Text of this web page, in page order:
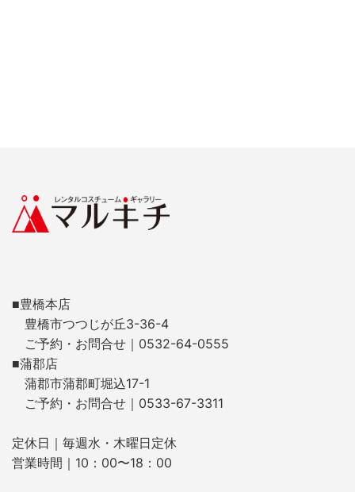
■豊橋本店
豊橋市つつじが丘3-36-4
ご予約・お問合せ｜0532-64-0555
■蒲郡店
蒲郡市蒲郡町堀込17-1
ご予約・お問合せ｜0533-67-3311
定休日｜毎週水・木曜日定休
営業時間｜10：00〜18：00